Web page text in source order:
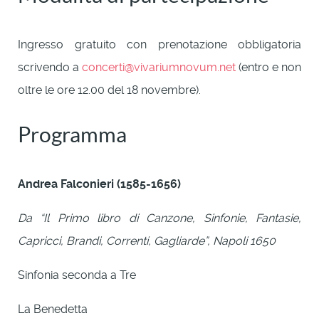
Ingresso gratuito con prenotazione obbligatoria
scrivendo a concerti@vivariumnovum.net (entro e non
oltre le ore 12.00 del 18 novembre).
Programma
Andrea Falconieri (1585-1656)
Da “Il Primo libro di Canzone, Sinfonie, Fantasie,
Capricci, Brandi, Correnti, Gagliarde”, Napoli 1650
Sinfonia seconda a Tre
La Benedetta